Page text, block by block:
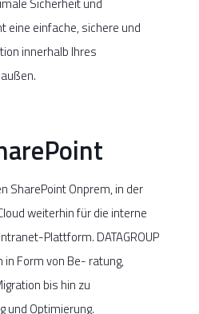
Sicherheit und
eine einfache, sichere und
innerhalb Ihres
SharePoint Onprem, in der
weiterhin für die interne
Plattform. DATAGROUP
Form von Be- ratung,
bis hin zu
und Optimierung.